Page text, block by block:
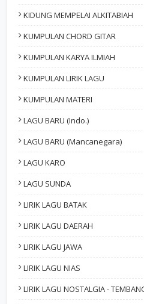
KIDUNG MEMPELAI ALKITABIAH
KUMPULAN CHORD GITAR
KUMPULAN KARYA ILMIAH
KUMPULAN LIRIK LAGU
KUMPULAN MATERI
LAGU BARU (Indo.)
LAGU BARU (Mancanegara)
LAGU KARO
LAGU SUNDA
LIRIK LAGU BATAK
LIRIK LAGU DAERAH
LIRIK LAGU JAWA
LIRIK LAGU NIAS
LIRIK LAGU NOSTALGIA -